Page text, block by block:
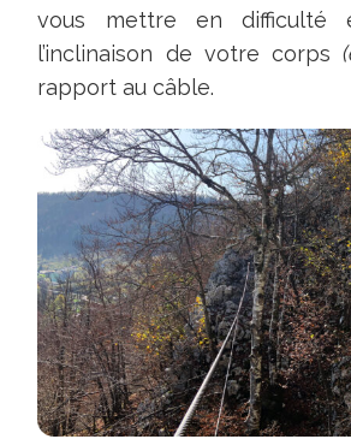
vous mettre en difficulté
l’inclinaison de votre corps
rapport au câble.